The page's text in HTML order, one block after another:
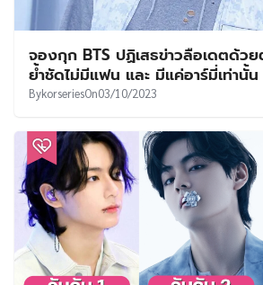
จองกุก BTS ปฏิเสธข่าวลือเดตด้ว
ย้ำชัดไม่มีแฟน และ มีแค่อาร์มี่เท่านั้น
BykorseriesOn03/10/2023